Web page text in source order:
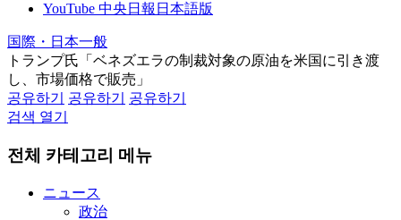
YouTube 中央日報日本語版
国際・日本一般
トランプ氏「ベネズエラの制裁対象の原油を米国に引き渡
し、市場価格で販売」
공유하기
공유하기
공유하기
검색 열기
전체 카테고리 메뉴
ニュース
政治